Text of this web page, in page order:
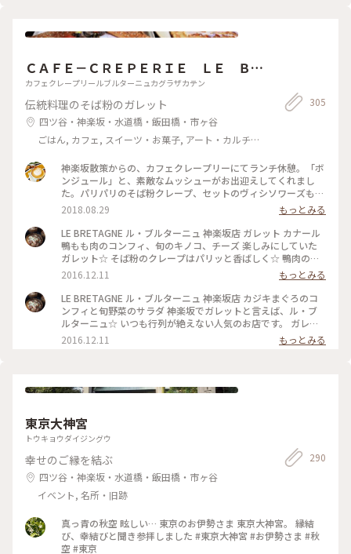
#ふたりっぷ銀座 つづく、 * #開運旅 #ことりっぷ東京 #銀座 #
サロンドカフェ #ホワイトチョコとラズベリーのパフェ #毎日
がいちごフェア #銀座カフェ #携帯写真 #fumitubu #ふみつ
ぶ〜ぬ #fumiparfait2026
*:.。.:*💐🍃💐゜*:.。 * 📷2023.1.17 東京では珍しい岐阜県産の
ジーの世界 #Myことりっぷ #ことりっぷ東京 #銀座 #銀座スイ
ーツ #銀座パフェ #資生堂パーラー #資生堂パーラーサロンド
カフェ #いちごパフェ #美濃娘のプレミアムストロベリーパフ
ェ #毎日がいちごフェア🍓 #お写ルン歩 #カメラ #fumitubu #
ふみつぶ〜ぬ
テーブルの真っ白なクロスの上にはお花のオブジェが飾られて
ことりっぷ #ことりっぷ東京 #銀座 #資生堂パーラーサロンド
カフェ #資生堂パーラー #パフェ #銀座パフェ #銀座スイーツ #
毎日がメリークリスマス #ハッピーメリークリスマス #クリス
マスツリー #カメラ #fumitubu #ふみつぶ〜ぬ
ＣＡＦＥ－ＣＲＥＰＥＲＩＥ ＬＥ ＢＲ
ＥＴＡＧＮＥ 神楽坂店
カフェクレープリールブルターニュカグラザカテン
伝統料理のそば粉のガレット
四ツ谷・神楽坂・水道橋・飯田橋・市ヶ谷
ごはん, カフェ, スイーツ・お菓子, アート・カルチャ
305
神楽坂散策からの、カフェクレープリーにてランチ休憩。「ボ
ンジュール」と、素敵なムッシューがお出迎えしてくれまし
た。パリパリのそば粉クレープ、セットのヴィシソワーズも美
味しかったです。
2018.08.29
もっとみる
LE BRETAGNE ル・ブルターニュ 神楽坂店 ガレット カナール
鴨もも肉のコンフィ、旬のキノコ、チーズ 楽しみにしていた
ガレット☆ そば粉のクレープはパリッと香ばしく☆ 鴨肉の旨
みとたっぷりのきのこ、そしてチーズと生クリームのコクが良
い加減のバランスで☆ フランスのビストロのような雰囲気も
素敵で、スタッフの方々のあたたかいサービスにもホッとしま
す(^^) 行列ができるのも納得☆ また行きたくなりますから！
今度は甘いガレットも食べてみたいです☆ #ガレット #ランチ
2016.12.11
もっとみる
LE BRETAGNE ル・ブルターニュ 神楽坂店 カジキまぐろのコ
ンフィと旬野菜のサラダ 神楽坂でガレットと言えば、ル・ブ
ルターニュ☆ いつも行列が絶えない人気のお店です。 ガレッ
トの前にサラダを☆ やわらかくホロホロのカジキまぐろとさ
っぱりしたドレッシングがフレッシュなシャキシャキの野菜に
2016.12.11 もっとみる
東京大神宮
トウキョウダイジングウ
幸せのご縁を結ぶ
四ツ谷・神楽坂・水道橋・飯田橋・市ヶ谷
イベント, 名所・旧跡
290
真っ青の秋空 眩しい… 東京のお伊勢さま 東京大神宮。 縁結
び、幸結びと聞き参拝しました #東京大神宮 #お伊勢さま #秋
空 #東京